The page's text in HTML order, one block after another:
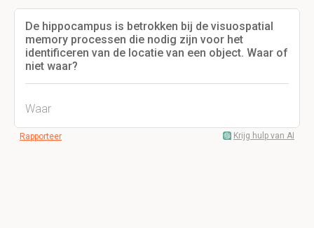
De hippocampus is betrokken bij de visuospatial
memory processen die nodig zijn voor het
identificeren van de locatie van een object. Waar of
niet waar?
Waar
Rapporteer Krijg hulp van AI